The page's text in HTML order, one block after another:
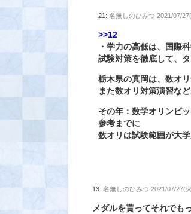
21:名無しのひみつ 2021/07/
>>12
・学力の高低は、国際
試験対策を徹底して、
栃木県の真岡は、数オ
また数オリ対策演習な
その年：数学オリン
参考までに
数オリは試験範囲が大
13:名無しのひみつ 2021/07/27(
メダルを貰ってそれでも